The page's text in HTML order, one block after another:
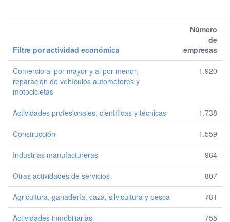
Filtre por actividad económica
Número
de
empresas
Comercio al por mayor y al por menor;
reparación de vehículos automotores y
motocicletas
1.920
Actividades profesionales, científicas y técnicas 1.738
Construcción 1.559
Industrias manufactureras 964
Otras actividades de servicios 807
Agricultura, ganadería, caza, silvicultura y pesca 781
Actividades inmobiliarias 755